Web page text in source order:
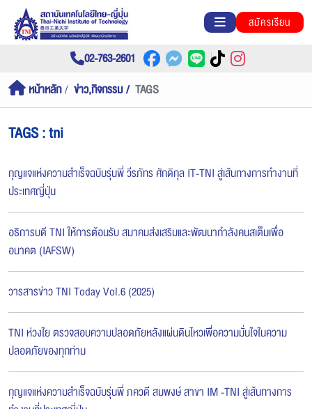
สมัครเรียน
02-763-2601
หน้าหลัก ข่าว,กิจกรรม TAGS
TAGS : tni
กุญแจแห่งความสำเร็จฉบับรุ่นพี่ วีรภัทร ศักดิกุล IT-TNI สู่เส้นทางการทำงานที่
ประเทศญี่ปุ่น
อธิการบดี TNI ให้การต้อนรับ สมาคมส่งเสริมและพัฒนากำลังคนสเต็มเพื่อ
อนาคต (IAFSW)
วารสารข่าว TNI Today Vol.6 (2025)
TNI ห่วงใย ตรวจสอบความปลอดภัยหลังแผ่นดินไหวเพื่อความมั่นใจในความ
ปลอดภัยของทุกท่าน
กุญแจแห่งความสำเร็จฉบับรุ่นพี่ ภควดี สมพงษ์ สาขา IM -TNI สู่เส้นทางการ